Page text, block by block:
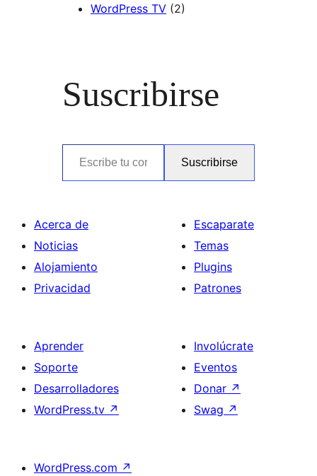
WordPress TV (2)
Suscribirse
Escribe tu correo electrónico…
Suscribirse
Acerca de
Noticias
Alojamiento
Privacidad
Escaparate
Temas
Plugins
Patrones
Aprender
Soporte
Desarrolladores
WordPress.tv ↗
Involúcrate
Eventos
Donar ↗
Swag ↗
WordPress.com ↗